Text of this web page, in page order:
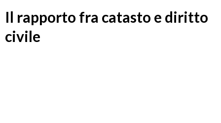
Il rapporto fra catasto e diritto
civile